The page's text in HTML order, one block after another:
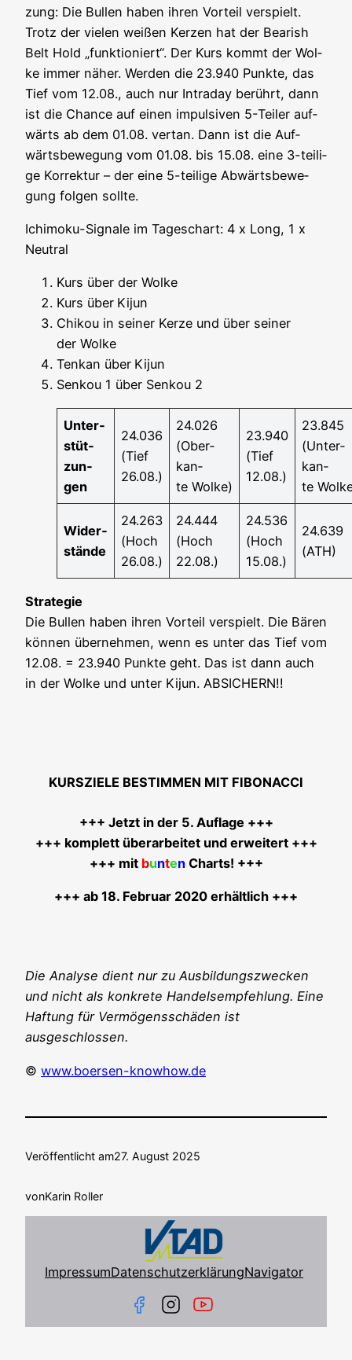
zung: Die Bul­len haben ihren Vor­teil ver­spielt.
Trotz der vie­len wei­ßen Ker­zen hat der Bea­rish
Belt Hold „funk­tio­niert“. Der Kurs kommt der Wol­
ke immer näher. Wer­den die 23.940 Punk­te, das
Tief vom 12.08., auch nur Intra­day berührt, dann
ist die Chan­ce auf einen impul­si­ven 5-Tei­ler auf­
wärts ab dem 01.08. ver­tan. Dann ist die Auf­
wärts­be­we­gung vom 01.08. bis 15.08. eine 3-teil­i­
ge Kor­rek­tur – der eine 5-teil­i­ge Abwärts­be­we­
gung fol­gen sollte.
Ichi­mo­ku-Signa­le im Tages­chart: 4 x Long, 1 x
Neutral
Kurs über der Wolke
Kurs über Kijun
Chi­kou in sei­ner Ker­ze und über sei­ner
der Wolke
Ten­kan über Kijun
Sen­kou 1 über Sen­kou 2
Unter­
stüt­
zun­
gen
24.036
(Tief
26.08.)
24.026
(Ober­
kan­
te Wolke)
23.940
(Tief
12.08.)
23.845
(Unter­
kan­
te
Wider­
stän­de
24.263
(Hoch
26.08.)
24.444
(Hoch
22.08.)
24.536
(Hoch
15.08.)
24.639
(ATH)
Stra­te­gie
Die Bul­len haben ihren Vor­teil ver­spielt. Die Bären
kön­nen über­neh­men, wenn es unter das Tief vom
12.08. = 23.940 Punk­te geht. Das ist dann auch
in der Wol­ke und unter Kijun. ABSICHERN!!
KURSZIELE BESTIMMEN MIT FIBONACCI
+++ Jetzt in der 5. Auf­la­ge +++
+++ kom­plett über­ar­bei­tet und erwei­tert +++
+++ mit buntenCharts! +++
+++ ab 18. Febru­ar 2020 erhältlich +++
Die Ana­ly­se dient nur zu Aus­bil­dungs­zwe­cken
und nicht als kon­kre­te Han­dels­emp­feh­lung. Eine
Haf­tung für Ver­mö­gens­schä­den ist
ausgeschlossen.
© www.boersen-knowhow.de
Veröffentlicht am27. August 2025
vonKarin Roller
ImpressumDatenschutzerklärungNavigator